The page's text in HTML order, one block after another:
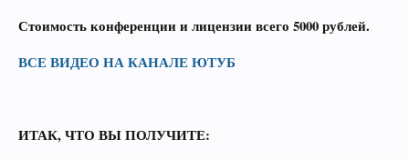
Стоимость конференции и лицензии всего 5000 рублей.
ВСЕ ВИДЕО НА КАНАЛЕ ЮТУБ
ИТАК, ЧТО ВЫ ПОЛУЧИТЕ: